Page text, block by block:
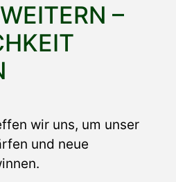
–
wir uns, um unser
und neue